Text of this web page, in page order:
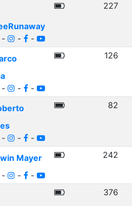
-
- -
227
-
- -
126
-
- -
82
Mayer
-
- -
242
376